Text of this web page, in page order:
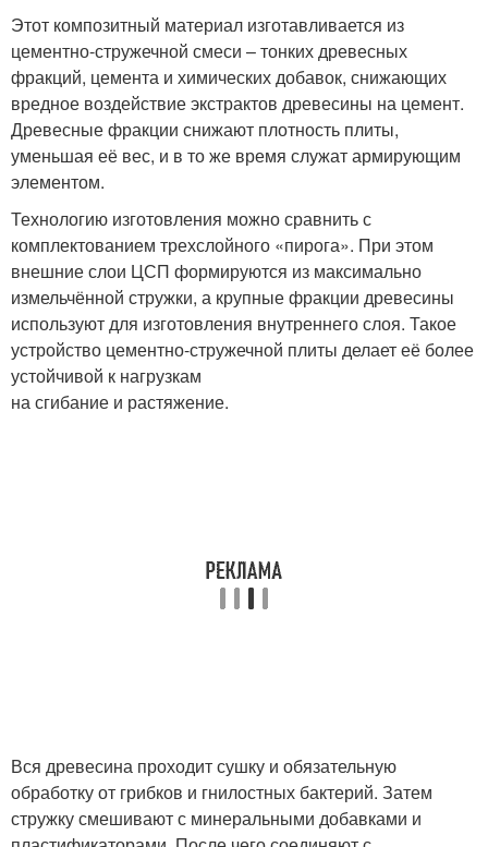
Этот композитный материал изготавливается из
цементно-стружечной смеси – тонких древесных
фракций, цемента и химических добавок, снижающих
вредное воздействие экстрактов древесины на цемент.
Древесные фракции снижают плотность плиты,
уменьшая её вес, и в то же время служат армирующим
элементом.
Технологию изготовления можно сравнить с
комплектованием трехслойного «пирога». При этом
внешние слои ЦСП формируются из максимально
измельчённой стружки, а крупные фракции древесины
используют для изготовления внутреннего слоя. Такое
устройство цементно-стружечной плиты делает её более
устойчивой к нагрузкам
на сгибание и растяжение.
Вся древесина проходит сушку и обязательную
обработку от грибков и гнилостных бактерий. Затем
стружку смешивают с минеральными добавками и